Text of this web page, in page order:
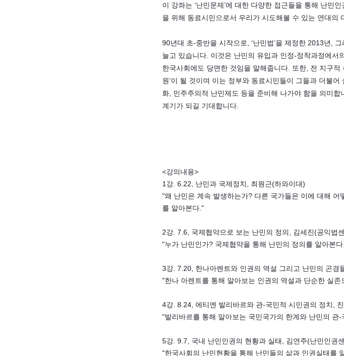
이 강좌는 ‘난민문제’에 대한 다양한 접근들을 통해 난민
을 위해 동료시민으로서 우리가 시도해볼 수 있는 연대의
90년대 초-중반을 시작으로, ‘난민법’을 제정한 2013년,
늘고 있습니다. 이것은 난민의 유입과 인정-정착과정에
한국사회에도 당면한 것임을 말해줍니다. 또한, 전 지구
원’이 될 것이며 이는 정부와 동료시민들이 그들과 더불
화, 민주주의적 난민제도 등을 준비해 나가야 함을 의미
계기가 되길 기대합니다.
<강의내용>
1강. 6.22, 난민과 국제정치, 최원근(하와이대)
"왜 난민은 계속 발생하는가? 다른 국가들은 이에 대해
를 알아본다."
2강. 7.6, 국제협약으로 보는 난민의 정의, 김세진(공익법
"누가 난민인가? 국제협약을 통해 난민의 정의를 알아본
3강. 7.20, 한나아렌트와 인권의 역설 그리고 난민의 곤경
"한나 아렌트를 통해 알아보는 인권의 역설과 단순한 실
4강. 8.24, 에티엔 발리바르와 관-국민적 시민권의 정치,
"발리바르를 통해 알아보는 국민국가의 한계와 난민의 관
5강. 9.7, 국내 난민인권의 현황과 실태, 김연주(난민인권
"한국사회의 난민현황을 통해 난민들의 삶과 인권실태를